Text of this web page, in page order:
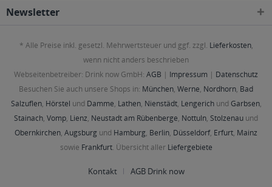
Newsletter
* Alle Preise inkl. gesetzl. Mehrwertsteuer und ggf. zzgl. Lieferkosten,
wenn nicht anders beschrieben
Webseitenbetreiber: Drink now GmbH: AGB | Impressum | Datenschutz
Besuchen Sie auch unsere Shops in: München, Werne, Nordhorn, Bad
Salzuflen, Hörstel und Damme, Lathen, Nienstädt, Lengerichund Garbsen,
Stainach, Vomp, Lienz, Neustadt am Rübenberge, Nottuln, Stolzenau und
Obernkirchen, Augsburg und Hamburg, Berlin, Düsseldorf, Erfurt, Mainz
sowie Frankfurt. Übersicht aller Liefergebiete
Kontakt AGB Drink now